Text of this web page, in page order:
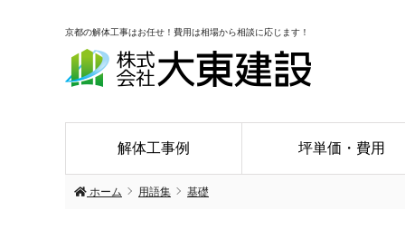
京都の解体工事はお任せ！費用は相場から相談に応じます！
解体工事例 坪単価・費用
ホーム 用語集 基礎